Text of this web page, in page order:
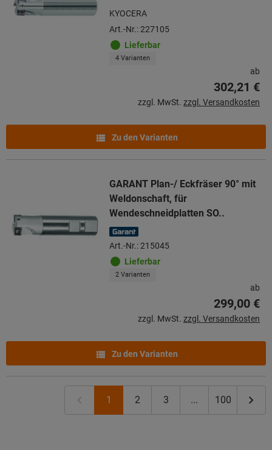
KYOCERA
Art.-Nr.: 227105
Lieferbar
4 Varianten
ab
302,21 €
zzgl. MwSt. zzgl. Versandkosten
Zu den Varianten
GARANT Plan-/ Eckfräser 90° mit
Weldonschaft, für
Wendeschneidplatten SO..
Art.-Nr.: 215045
Lieferbar
2 Varianten
ab
299,00 €
zzgl. MwSt. zzgl. Versandkosten
Zu den Varianten
1 2 3 ... 100